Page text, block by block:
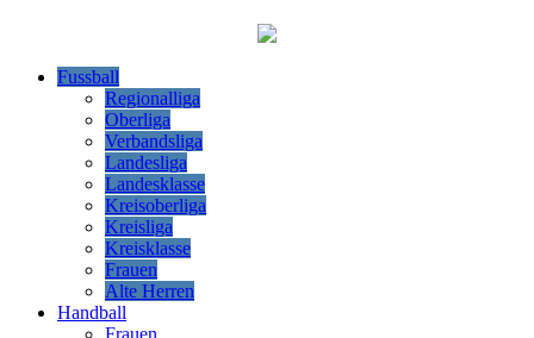
Fussball
Regionalliga
Oberliga
Verbandsliga
Landesliga
Landesklasse
Kreisoberliga
Kreisliga
Kreisklasse
Frauen
Alte Herren
Handball
Frauen